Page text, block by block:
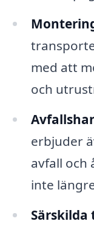
med att
och
erbjuder
avfall och
inte
Särskilda